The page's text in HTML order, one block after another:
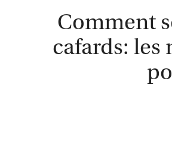
Comment
cafards: les